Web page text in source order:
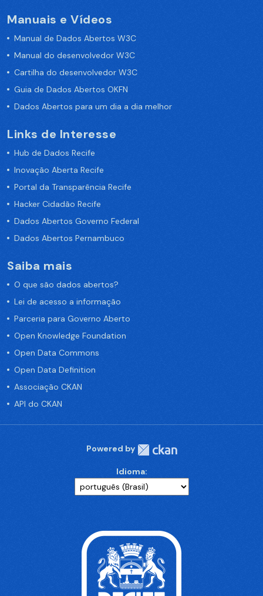
Manuais e Vídeos
Manual de Dados Abertos W3C
Manual do desenvolvedor W3C
Cartilha do desenvolvedor W3C
Guia de Dados Abertos OKFN
Dados Abertos para um dia a dia melhor
Links de Interesse
Hub de Dados Recife
Inovação Aberta Recife
Portal da Transparência Recife
Hacker Cidadão Recife
Dados Abertos Governo Federal
Dados Abertos Pernambuco
Saiba mais
O que são dados abertos?
Lei de acesso a informação
Parceria para Governo Aberto
Open Knowledge Foundation
Open Data Commons
Open Data Definition
Associação CKAN
API do CKAN
Powered by
Idioma